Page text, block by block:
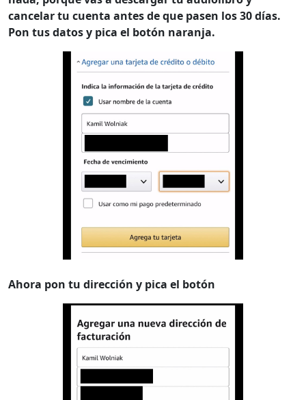
cancelar tu cuenta antes de que pasen los 30 días.
Pon tus datos y pica el botón naranja.
Ahora pon tu dirección y pica el botón